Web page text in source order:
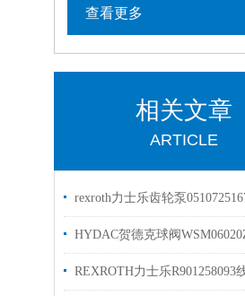
查看更多
相关文章
ARTICLE